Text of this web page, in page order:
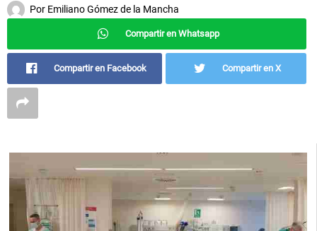
Por Emiliano Gómez de la Mancha
Compartir en Whatsapp
Compartir en Facebook Compartir en X